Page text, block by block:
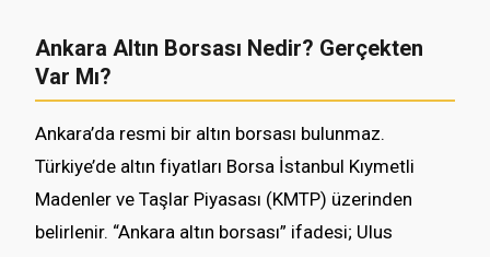
Ankara Altın Borsası Nedir? Gerçekten
Var Mı?
Ankara’da resmi bir altın borsası bulunmaz.
Türkiye’de altın fiyatları Borsa İstanbul Kıymetli
Madenler ve Taşlar Piyasası (KMTP) üzerinden
belirlenir. “Ankara altın borsası” ifadesi; Ulus